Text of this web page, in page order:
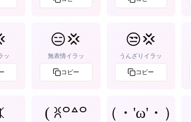
ッ
😑💢
無表情イラッ
コピー
😒💢
うんざりイラッ
コピー
( ꐦ꒪꒫꒪
（・'ω'・）